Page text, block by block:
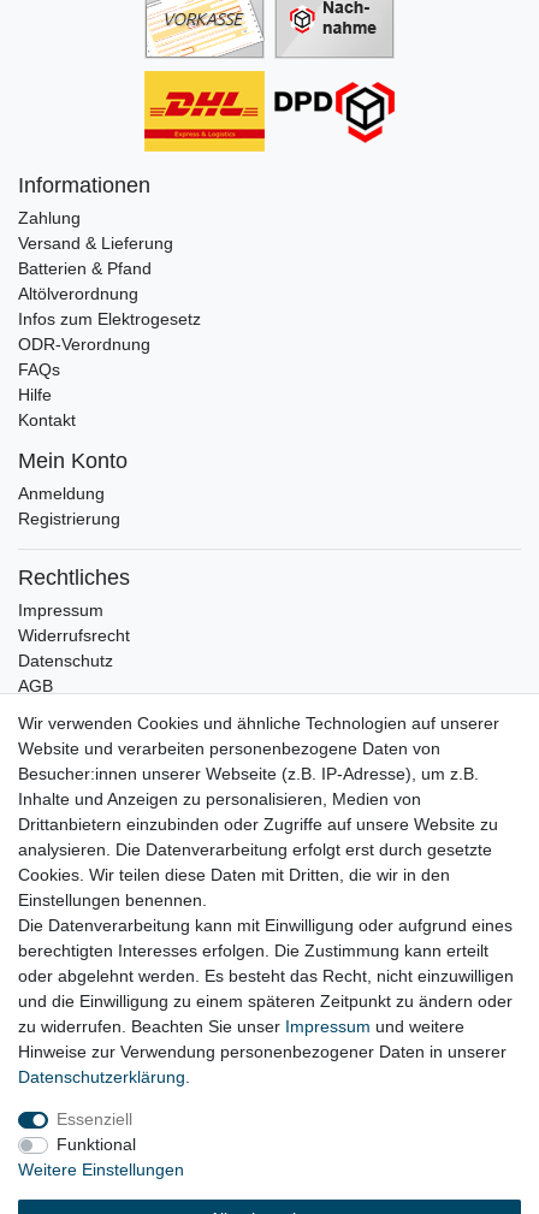
Informationen
Zahlung
Versand & Lieferung
Batterien & Pfand
Altölverordnung
Infos zum Elektrogesetz
ODR-Verordnung
FAQs
Hilfe
Kontakt
Mein Konto
Anmeldung
Registrierung
Rechtliches
Impressum
Widerrufsrecht
Datenschutz
AGB
Bleibt Sie auf dem Laufenden ...
E-MAIL **
Newsletter
Honig
Hiermit bestätige ich, dass ich dieDaten­schutz­erklärunggelesen habe. Meine
Einwilligung kann ich jederzeit widerrufen.**
** Hierbei handelt es sich um ein Pflichtfeld.
Impressum Daten­schutz­erklärung AGB
Widerrufs­recht
Wir verwenden Cookies und ähnliche Technologien auf unserer
Website und verarbeiten personenbezogene Daten von
Besucher:innen unserer Webseite (z.B. IP-Adresse), um z.B.
Inhalte und Anzeigen zu personalisieren, Medien von
Drittanbietern einzubinden oder Zugriffe auf unsere Website zu
analysieren. Die Datenverarbeitung erfolgt erst durch gesetzte
Cookies. Wir teilen diese Daten mit Dritten, die wir in den
Einstellungen benennen.
Die Datenverarbeitung kann mit Einwilligung oder aufgrund eines
berechtigten Interesses erfolgen. Die Zustimmung kann erteilt
oder abgelehnt werden. Es besteht das Recht, nicht einzuwilligen
und die Einwilligung zu einem späteren Zeitpunkt zu ändern oder
zu widerrufen. Beachten Sie unser Impressum und weitere
Hinweise zur Verwendung personenbezogener Daten in unserer
Daten­schutz­erklärung
Essenziell
Funktional
Weitere Einstellungen